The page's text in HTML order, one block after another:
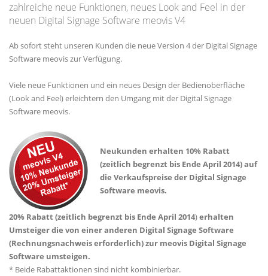
zahlreiche neue Funktionen, neues Look and Feel in der
neuen Digital Signage Software meovis V4
Ab sofort steht unseren Kunden die neue Version 4 der Digital Signage
Software meovis zur Verfügung.
Viele neue Funktionen und ein neues Design der Bedienoberfläche
(Look and Feel) erleichtern den Umgang mit der Digital Signage
Software meovis.
Neukunden erhalten 10% Rabatt
(zeitlich begrenzt bis Ende April 2014) auf
die Verkaufspreise der Digital Signage
Software meovis.
20% Rabatt (zeitlich begrenzt bis Ende April 2014)erhalten
Umsteiger die von einer anderen Digital Signage Software
(Rechnungsnachweis erforderlich) zur meovis Digital Signage
Software umsteigen.
* Beide Rabattaktionen sind nicht kombinierbar.